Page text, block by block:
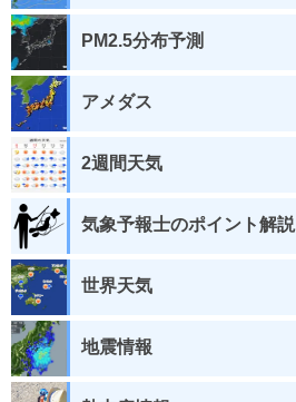
PM2.5分布予測
アメダス
2週間天気
気象予報士のポイント解説
世界天気
地震情報